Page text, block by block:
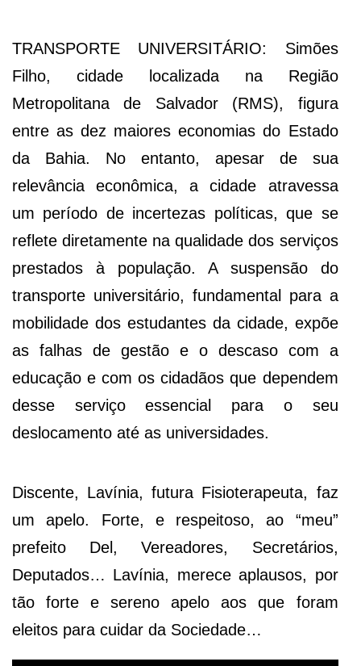
TRANSPORTE UNIVERSITÁRIO: Simões
Filho, cidade localizada na Região
Metropolitana de Salvador (RMS), figura
entre as dez maiores economias do Estado
da Bahia. No entanto, apesar de sua
relevância econômica, a cidade atravessa
um período de incertezas políticas, que se
reflete diretamente na qualidade dos serviços
prestados à população. A suspensão do
transporte universitário, fundamental para a
mobilidade dos estudantes da cidade, expõe
as falhas de gestão e o descaso com a
educação e com os cidadãos que dependem
desse serviço essencial para o seu
deslocamento até as universidades.
Discente, Lavínia, futura Fisioterapeuta, faz
um apelo. Forte, e respeitoso, ao “meu”
prefeito Del, Vereadores, Secretários,
Deputados… Lavínia, merece aplausos, por
tão forte e sereno apelo aos que foram
eleitos para cuidar da Sociedade…